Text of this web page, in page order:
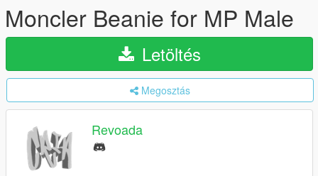
Moncler Beanie for MP Male
Letöltés
Megosztás
Revoada